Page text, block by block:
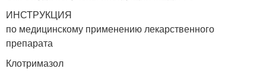
ИНСТРУКЦИЯ
по медицинскому применению лекарственного
препарата
Клотримазол